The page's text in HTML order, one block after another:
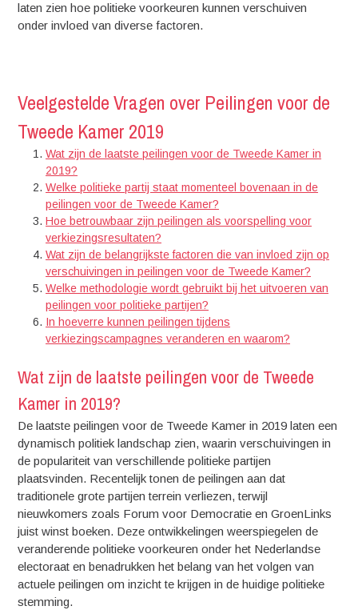
laten zien hoe politieke voorkeuren kunnen verschuiven
onder invloed van diverse factoren.
Veelgestelde Vragen over Peilingen voor de
Tweede Kamer 2019
Wat zijn de laatste peilingen voor de Tweede Kamer in
2019?
Welke politieke partij staat momenteel bovenaan in de
peilingen voor de Tweede Kamer?
Hoe betrouwbaar zijn peilingen als voorspelling voor
verkiezingsresultaten?
Wat zijn de belangrijkste factoren die van invloed zijn op
verschuivingen in peilingen voor de Tweede Kamer?
Welke methodologie wordt gebruikt bij het uitvoeren van
peilingen voor politieke partijen?
In hoeverre kunnen peilingen tijdens
verkiezingscampagnes veranderen en waarom?
Wat zijn de laatste peilingen voor de Tweede
Kamer in 2019?
De laatste peilingen voor de Tweede Kamer in 2019 laten een
dynamisch politiek landschap zien, waarin verschuivingen in
de populariteit van verschillende politieke partijen
plaatsvinden. Recentelijk tonen de peilingen aan dat
traditionele grote partijen terrein verliezen, terwijl
nieuwkomers zoals Forum voor Democratie en GroenLinks
juist winst boeken. Deze ontwikkelingen weerspiegelen de
veranderende politieke voorkeuren onder het Nederlandse
electoraat en benadrukken het belang van het volgen van
actuele peilingen om inzicht te krijgen in de huidige politieke
stemming.